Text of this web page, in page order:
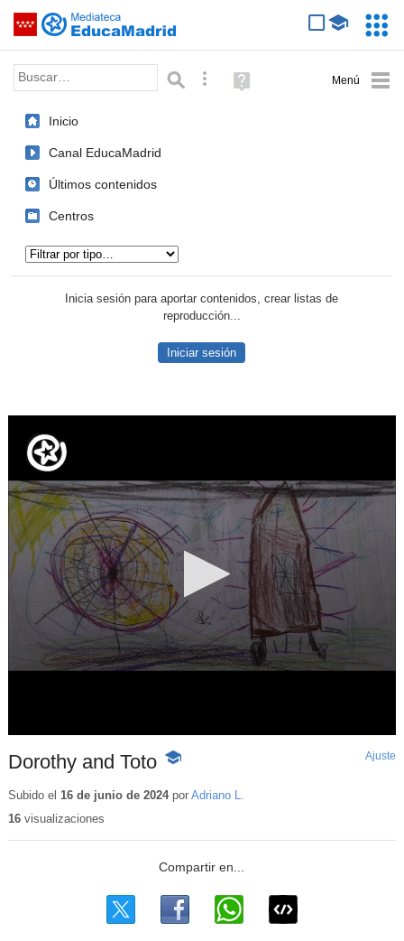
Saltar navegación
Palabra o frase: Búsqueda avanzada
Ayuda
(en
Inicio
Canal EducaMadrid
Últimos contenidos
Centros
Inicia sesión para aportar contenidos, crear listas de
reproducción...
Iniciar sesión
Dorothy and Toto -
educativo
Ajuste
Subido el 16 de junio de 2024por Adriano L.
16visualizaciones